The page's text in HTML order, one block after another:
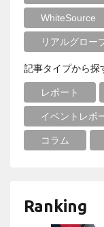
WhiteSource
リアルグロー
記事タイプから探
レポート
イベントレポ
コラム
Ranking